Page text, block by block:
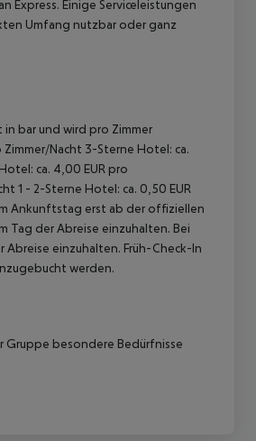
Express. Einige Serviceleistungen
Umfang nutzbar oder ganz
bar und wird pro Zimmer
Nacht 3-Sterne Hotel: ca.
ca. 4,00 EUR pro
1 - 2-Sterne Hotel: ca. 0,50 EUR
Ankunftstag erst ab der offiziellen
der Abreise einzuhalten. Bei
einzuhalten. Früh-Check-In
werden.
Gruppe besondere Bedürfnisse